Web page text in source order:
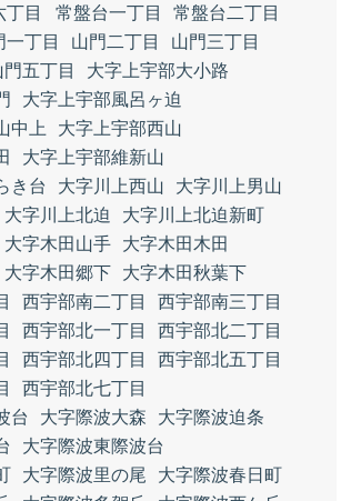
丁目 常盤台一丁目
常盤台二丁目
一丁目 山門二丁目
山門三丁目
門五丁目
大字上宇部大小路
大字上宇部風呂ヶ迫
中上
大字上宇部西山
大字上宇部維新山
き台
大字川上西山
大字川上男山
大字川上北迫
大字川上北迫新町
大字木田山手
大字木田木田
大字木田郷下
大字木田秋葉下
西宇部南二丁目
西宇部南三丁目
西宇部北一丁目
西宇部北二丁目
西宇部北四丁目
西宇部北五丁目
西宇部北七丁目
台
大字際波大森
大字際波迫条
大字際波東際波台
大字際波里の尾
大字際波春日町